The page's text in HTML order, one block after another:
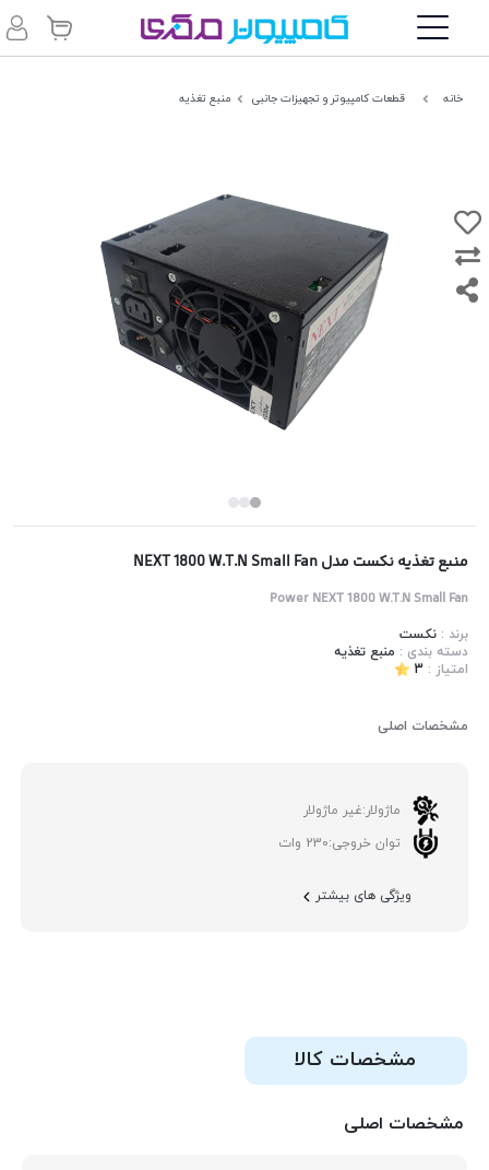
خانه قطعات کامپیوتر و تجهیزات جانبی منبع تغذیه
منبع تغذیه نکست مدل NEXT 1800 W.T.N Small Fan
Power NEXT 1800 W.T.N Small Fan
برند :نکست
دسته بندی : منبع تغذیه
امتیاز :3
مشخصات اصلی
ماژولار:غیر ماژولار
توان خروجی:230 وات
ویژگی های بیشتر
مشخصات کالا
مشخصات اصلی